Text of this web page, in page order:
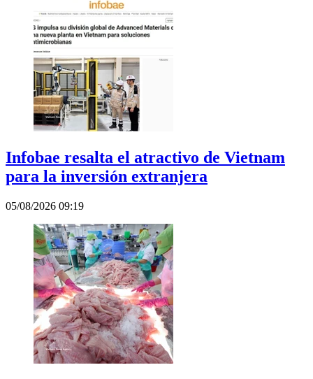
Infobae resalta el atractivo de Vietnam
para la inversión extranjera
05/08/2026 09:19